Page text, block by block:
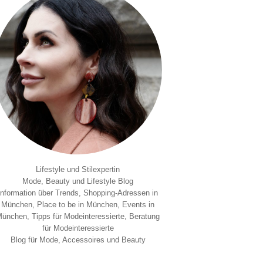
Lifestyle und Stilexpertin
Mode, Beauty und Lifestyle Blog
über Trends, Shopping-Adressen in
München, Place to be in München, Events in
Tipps für Modeinteressierte, Beratung
für Modeinteressierte
Blog für Mode, Accessoires und Beauty